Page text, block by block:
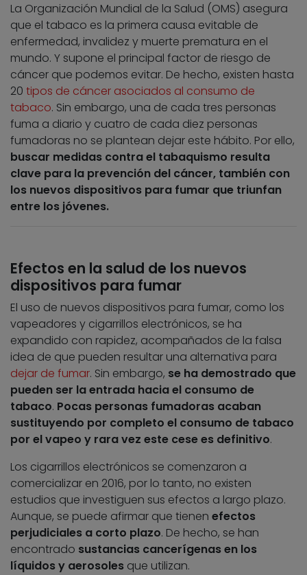
La Organización Mundial de la Salud (OMS) asegura
que el tabaco es la primera causa evitable de
enfermedad, invalidez y muerte prematura en el
mundo. Y supone el principal factor de riesgo de
cáncer que podemos evitar. De hecho, existen hasta
20 tipos de cáncer asociados al consumo de
tabaco. Sin embargo, una de cada tres personas
fuma a diario y cuatro de cada diez personas
fumadoras no se plantean dejar este hábito. Por ello,
buscar medidas contra el tabaquismo resulta
clave para la prevención del cáncer, también con
los nuevos dispositivos para fumar que triunfan
entre los jóvenes.
Efectos en la salud de los nuevos
dispositivos para fumar
El uso de nuevos dispositivos para fumar, como los
vapeadores y cigarrillos electrónicos, se ha
expandido con rapidez, acompañados de la falsa
idea de que pueden resultar una alternativa para
dejar de fumar. Sin embargo, se ha demostrado que
pueden ser la entrada hacia el consumo de
tabaco. Pocas personas fumadoras acaban
sustituyendo por completo el consumo de tabaco
por el vapeo y rara vez este cese es definitivo.
Los cigarrillos electrónicos se comenzaron a
comercializar en 2016, por lo tanto, no existen
estudios que investiguen sus efectos a largo plazo.
Aunque, se puede afirmar que tienen efectos
perjudiciales a corto plazo. De hecho, se han
encontrado sustancias cancerígenas en los
líquidos y aerosoles que utilizan.